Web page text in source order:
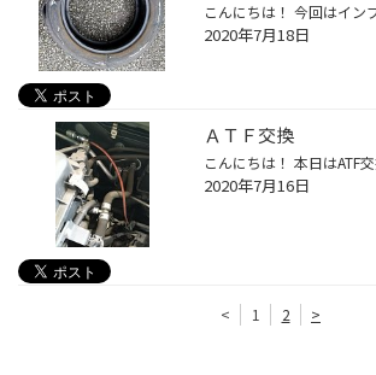
2020年7月18日
ＡＴＦ交換
2020年7月16日
< 1 2 >